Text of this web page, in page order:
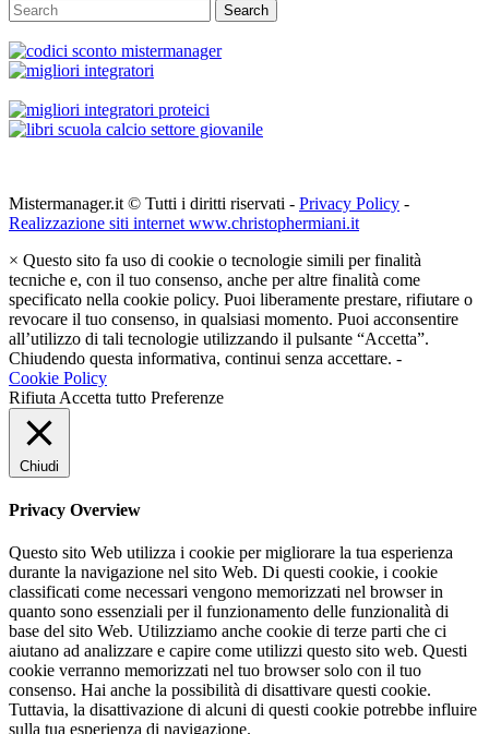
Search
Mistermanager.it © Tutti i diritti riservati - Privacy Policy -
Realizzazione siti internet www.christophermiani.it
× Questo sito fa uso di cookie o tecnologie simili per finalità
tecniche e, con il tuo consenso, anche per altre finalità come
specificato nella cookie policy. Puoi liberamente prestare, rifiutare o
revocare il tuo consenso, in qualsiasi momento. Puoi acconsentire
all’utilizzo di tali tecnologie utilizzando il pulsante “Accetta”.
Chiudendo questa informativa, continui senza accettare. -
Cookie Policy
Rifiuta Accetta tutto Preferenze
Chiudi
Privacy Overview
Questo sito Web utilizza i cookie per migliorare la tua esperienza
durante la navigazione nel sito Web. Di questi cookie, i cookie
classificati come necessari vengono memorizzati nel browser in
quanto sono essenziali per il funzionamento delle funzionalità di
base del sito Web. Utilizziamo anche cookie di terze parti che ci
aiutano ad analizzare e capire come utilizzi questo sito web. Questi
cookie verranno memorizzati nel tuo browser solo con il tuo
consenso. Hai anche la possibilità di disattivare questi cookie.
Tuttavia, la disattivazione di alcuni di questi cookie potrebbe influire
sulla tua esperienza di navigazione.